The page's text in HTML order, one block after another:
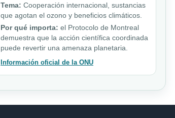
Tema: Cooperación internacional, sustancias
que agotan el ozono y beneficios climáticos.
Por qué importa: el Protocolo de Montreal
demuestra que la acción científica coordinada
puede revertir una amenaza planetaria.
Información oficial de la ONU